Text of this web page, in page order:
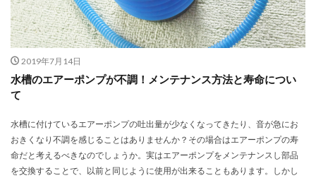
2019年7月14日
水槽のエアーポンプが不調！メンテナンス方法と寿命につい
て
水槽に付けているエアーポンプの吐出量が少なくなってきたり、音が急にお
おきくなり不調を感じることはありませんか？その場合はエアーポンプの寿
命だと考えるべきなのでしょうか。実はエアーポンプをメンテナンスし部品
を交換することで、以前と同じように使用が出来ることもあります。しかし